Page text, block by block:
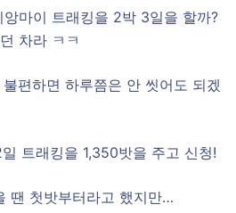
마이 트래킹을 2박 3일을 할까?
차라 ㅋㅋ
편하면 하루쯤은 안 씻어도 되겠
트래킹을 1,350밧을 주고 신청!
땐 첫밧부터라고 했지만…